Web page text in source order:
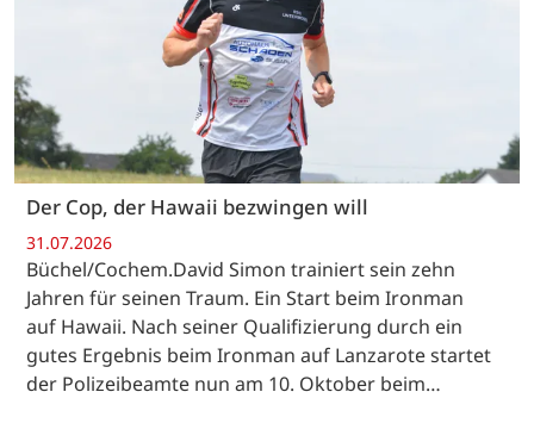
Der Cop, der Hawaii bezwingen will
31.07.2026
Büchel/Cochem.David Simon trainiert sein zehn
Jahren für seinen Traum. Ein Start beim Ironman
auf Hawaii. Nach seiner Qualifizierung durch ein
gutes Ergebnis beim Ironman auf Lanzarote startet
der Polizeibeamte nun am 10. Oktober beim…